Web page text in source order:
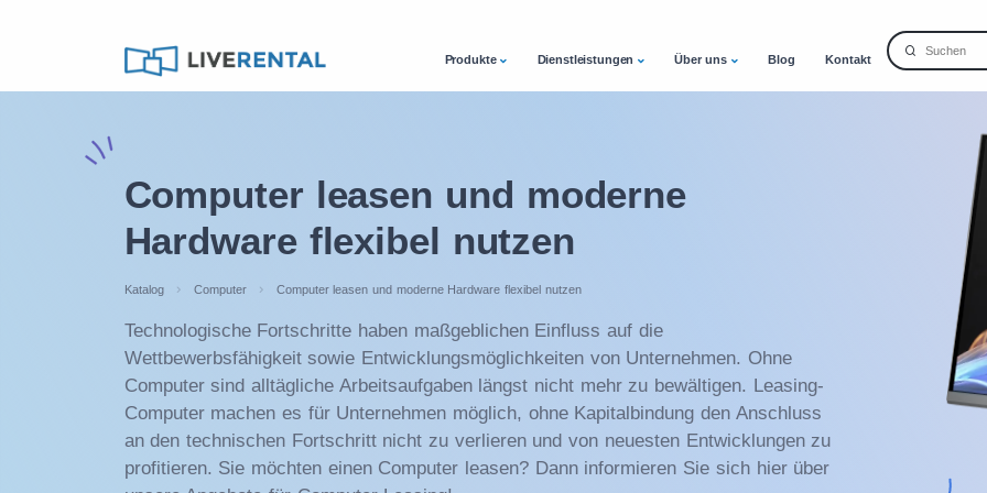
Produkte Dienstleistungen Über uns Blog Kontakt
Computer leasen und moderne
Hardware flexibel nutzen
Katalog Computer Computer leasen und moderne Hardware flexibel nutzen
Technologische Fortschritte haben maßgeblichen Einfluss auf die
Wettbewerbsfähigkeit sowie Entwicklungsmöglichkeiten von Unternehmen. Ohne
Computer sind alltägliche Arbeitsaufgaben längst nicht mehr zu bewältigen. Leasing-
Computer machen es für Unternehmen möglich, ohne Kapitalbindung den Anschluss
an den technischen Fortschritt nicht zu verlieren und von neuesten Entwicklungen zu
profitieren. Sie möchten einen Computer leasen? Dann informieren Sie sich hier über